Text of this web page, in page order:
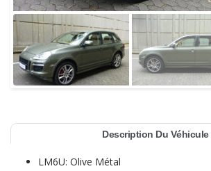
Description Du Véhicule
LM6U: Olive Métal